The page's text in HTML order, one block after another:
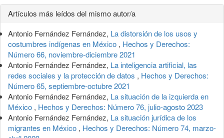
Detalles
del
artículo
Artículos más leídos del mismo autor/a
Antonio Fernández Fernández, La distorsión de los usos y
costumbres indígenas en México , Hechos y Derechos:
Número 66, noviembre-diciembre 2021
Antonio Fernández Fernández, La inteligencia artificial, las
redes sociales y la protección de datos , Hechos y Derechos:
Número 65, septiembre-octubre 2021
Antonio Fernández Fernández, La situación de la izquierda en
México , Hechos y Derechos: Número 76, julio-agosto 2023
Antonio Fernández Fernández, La situación jurídica de los
migrantes en México , Hechos y Derechos: Número 74, marzo-